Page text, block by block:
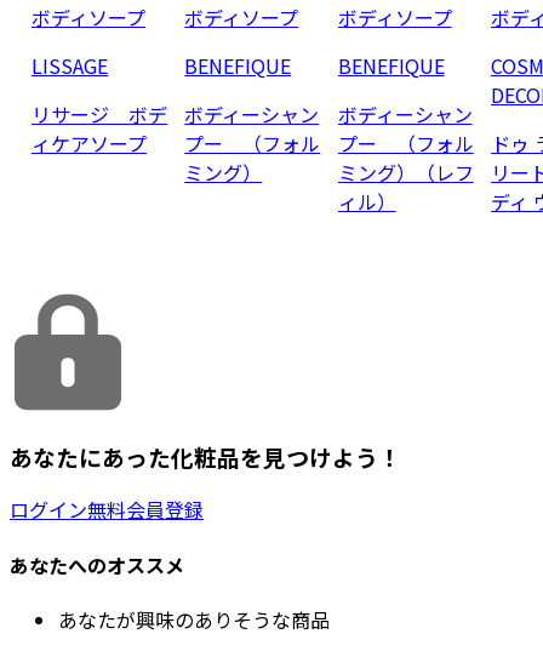
ボディソープ
LISSAGE
リサージ ボデ
ィケアソープ
ボディソープ
BENEFIQUE
ボディーシャン
プー （フォル
ミング）
ボディソープ
BENEFIQUE
ボディーシャン
プー （フォル
ミング）（レフ
ィル）
ボデ
ドゥ
リー
ディ
あなたにあった化粧品を見つけよう！
ログイン無料会員登録
あなたへのオススメ
あなたが興味のありそうな商品